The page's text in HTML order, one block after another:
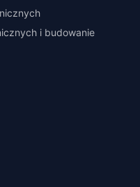
i budowanie